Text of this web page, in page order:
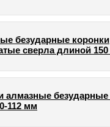
безударные коронки
сверла длиной
алмазные
112 мм